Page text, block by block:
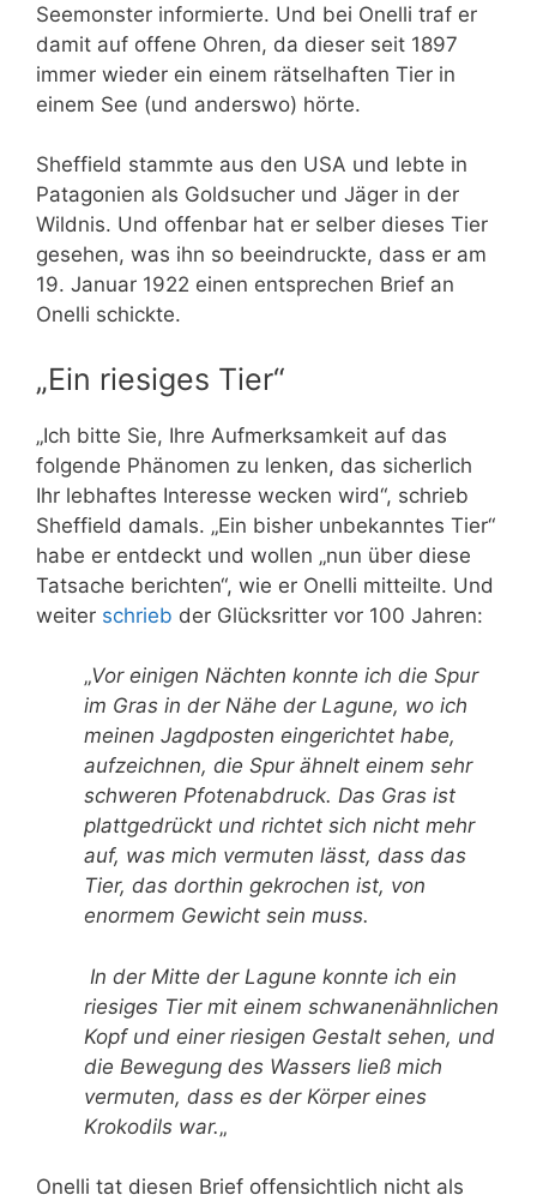
Seemonster informierte. Und bei Onelli traf er
damit auf offene Ohren, da dieser seit 1897
immer wieder ein einem rätselhaften Tier in
einem See (und anderswo) hörte.
Sheffield stammte aus den USA und lebte in
Patagonien als Goldsucher und Jäger in der
Wildnis. Und offenbar hat er selber dieses Tier
gesehen, was ihn so beeindruckte, dass er am
19. Januar 1922 einen entsprechen Brief an
Onelli schickte.
„Ein riesiges Tier“
„Ich bitte Sie, Ihre Aufmerksamkeit auf das
folgende Phänomen zu lenken, das sicherlich
Ihr lebhaftes Interesse wecken wird“, schrieb
Sheffield damals. „Ein bisher unbekanntes Tier“
habe er entdeckt und wollen „nun über diese
Tatsache berichten“, wie er Onelli mitteilte. Und
weiter schrieb der Glücksritter vor 100 Jahren:
„Vor einigen Nächten konnte ich die Spur
im Gras in der Nähe der Lagune, wo ich
meinen Jagdposten eingerichtet habe,
aufzeichnen, die Spur ähnelt einem sehr
schweren Pfotenabdruck. Das Gras ist
plattgedrückt und richtet sich nicht mehr
auf, was mich vermuten lässt, dass das
Tier, das dorthin gekrochen ist, von
enormem Gewicht sein muss.
In der Mitte der Lagune konnte ich ein
riesiges Tier mit einem schwanenähnlichen
Kopf und einer riesigen Gestalt sehen, und
die Bewegung des Wassers ließ mich
vermuten, dass es der Körper eines
Krokodils war.„
Onelli tat diesen Brief offensichtlich nicht als